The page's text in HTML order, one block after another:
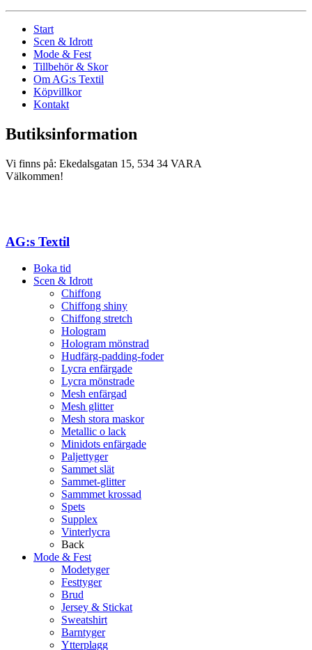
Start
Scen & Idrott
Mode & Fest
Tillbehör & Skor
Om AG:s Textil
Köpvillkor
Kontakt
Butiksinformation
Vi finns på: Ekedalsgatan 15, 534 34 VARA
Välkommen!
AG:s Textil
Boka tid
Scen & Idrott
Chiffong
Chiffong shiny
Chiffong stretch
Hologram
Hologram mönstrad
Hudfärg-padding-foder
Lycra enfärgade
Lycra mönstrade
Mesh enfärgad
Mesh glitter
Mesh stora maskor
Metallic o lack
Minidots enfärgade
Paljettyger
Sammet slät
Sammet-glitter
Sammmet krossad
Spets
Supplex
Vinterlycra
Back
Mode & Fest
Modetyger
Festtyger
Brud
Jersey & Stickat
Sweatshirt
Barntyger
Ytterplagg